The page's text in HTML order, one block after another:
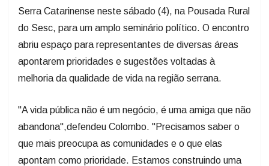
Serra Catarinense neste sábado (4), na Pousada Rural
do Sesc, para um amplo seminário político. O encontro
abriu espaço para representantes de diversas áreas
apontarem prioridades e sugestões voltadas à
melhoria da qualidade de vida na região serrana.
"A vida pública não é um negócio, é uma amiga que não
abandona",defendeu Colombo. "Precisamos saber o
que mais preocupa as comunidades e o que elas
apontam como prioridade. Estamos construindo uma